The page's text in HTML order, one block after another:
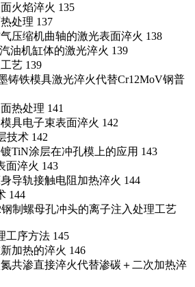
火焰淬火 135
处理 137
压缩机曲轴的激光表面淬火 138
油机缸体的激光淬火 139
艺 139
铸铁模具激光淬火代替Cr12MoV钢普
热处理 141
具电子束表面淬火 142
技术 142
TiN涂层在冲孔模上的应用 143
面淬火 143
导轨接触电阻加热淬火 144
144
制螺母孔冲头的离子注入处理工艺
工序方法 145
加热的淬火 146
共渗直接淬火代替渗碳＋二次加热淬